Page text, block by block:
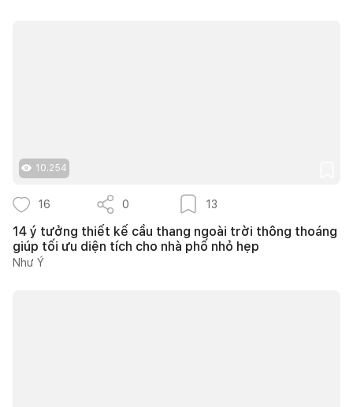
10.254
16 0 13
14 ý tưởng thiết kế cầu thang ngoài trời thông thoáng
giúp tối ưu diện tích cho nhà phố nhỏ hẹp
Như Ý